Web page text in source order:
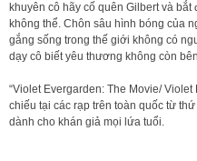
khuyên cô hãy cố quên Gilbert và
không thể. Chôn sâu hình bóng của
gắng sống trong thế giới không có
dạy cô biết yêu thương không còn
“Violet Evergarden: The Movie/
chiếu tại các rạp trên toàn quốc từ
dành cho khán giả mọi lứa tuổi.